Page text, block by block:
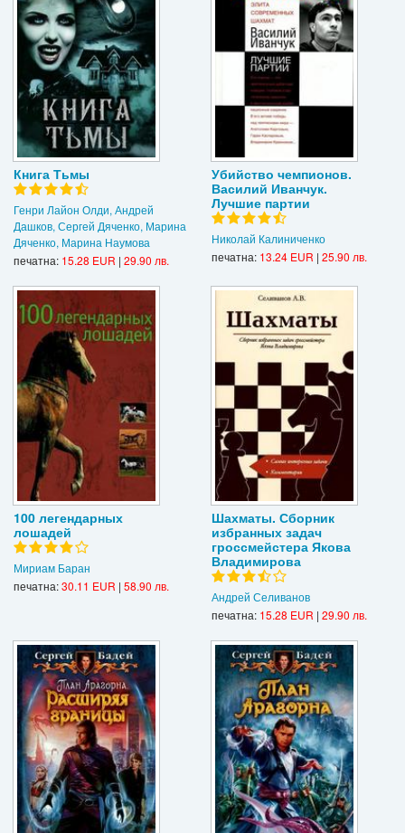
Книга Тьмы
Генри Лайон Олди, Андрей
Дашков, Сергей Дяченко, Марина
Дяченко, Марина Наумова
печатна: 15.28 EUR | 29.90 лв.
Убийство чемпионов.
Василий Иванчук.
Лучшие партии
Николай Калиниченко
печатна: 13.24 EUR | 25.90 лв.
100 легендарных
лошадей
Мириам Баран
печатна:30.11 EUR | 58.90 лв.
Шахматы. Сборник
избранных задач
гроссмейстера Якова
Владимирова
Андрей Селиванов
печатна: 15.28 EUR | 29.90 лв.